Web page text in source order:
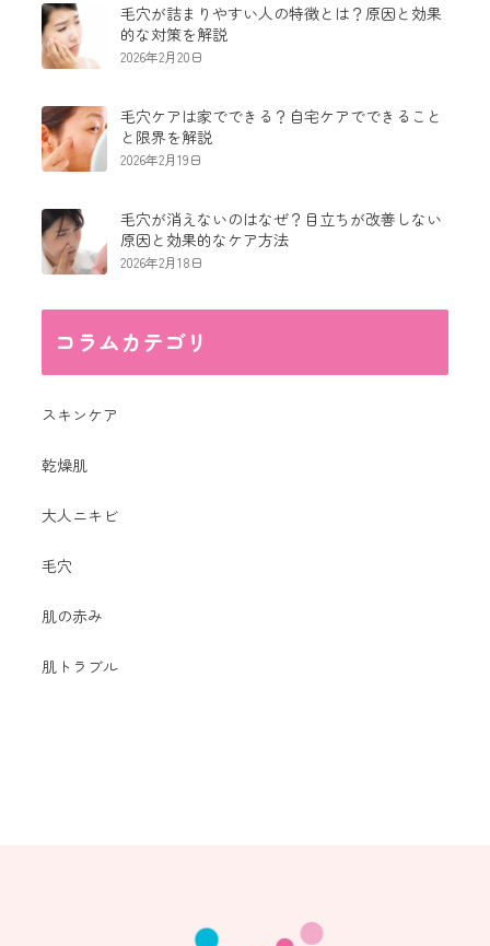
毛穴が詰まりやすい人の特徴とは？原因と効果
的な対策を解説
2026年2月20日
毛穴ケアは家でできる？自宅ケアでできること
と限界を解説
2026年2月19日
毛穴が消えないのはなぜ？目立ちが改善しない
原因と効果的なケア方法
2026年2月18日
コラムカテゴリ
スキンケア
乾燥肌
大人ニキビ
毛穴
肌の赤み
肌トラブル